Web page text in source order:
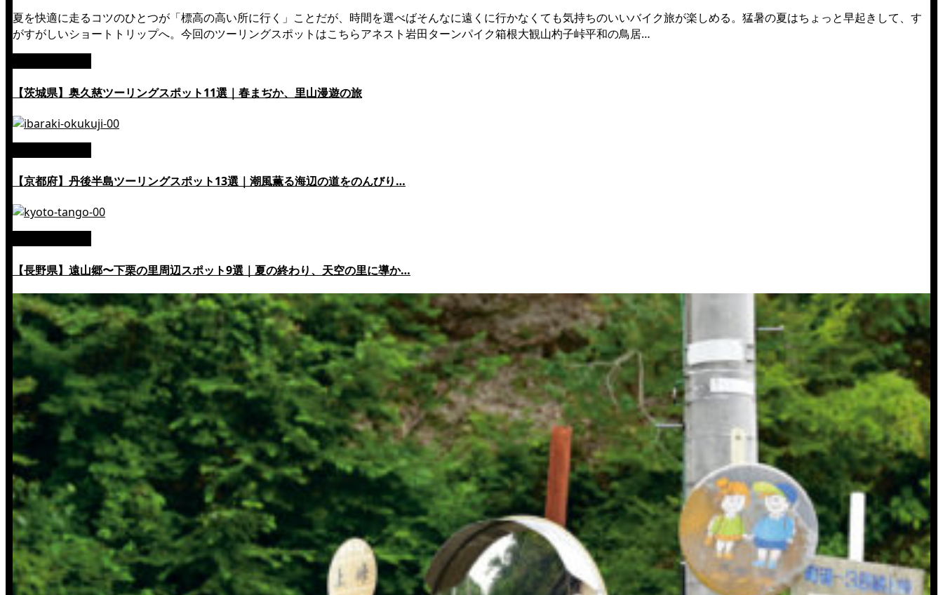
夏を快適に走るコツのひとつが「標高の高い所に行く」ことだが、時間を選べばそんなに遠くに行かなくても気持ちのいいバイク旅が楽しめる。猛暑の夏はちょっと早起きして、す
がすがしいショートトリップへ。今回のツーリングスポットはこちらアネスト岩田ターンパイク箱根大観山杓子峠平和の鳥居…
【茨城県】奥久慈ツーリングスポット11選｜春まぢか、里山漫遊の旅
【京都府】丹後半島ツーリングスポット13選｜潮風薫る海辺の道をのんびり…
【長野県】遠山郷〜下栗の里周辺スポット9選｜夏の終わり、天空の里に導か…